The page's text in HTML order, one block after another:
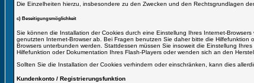
Die Einzelheiten hierzu, insbesondere zu den Zwecken und den Rechtsgrundlagen
c) Beseitigungsmöglichkeit
Sie können die Installation der Cookies durch eine Einstellung Ihres Internet-
genutzten Internet-Browser ab. Bei Fragen benutzen Sie daher bitte die
Browsers unterbunden werden. Stattdessen müssen Sie insoweit die Einstellung
Hilfefunktion oder Dokumentation Ihres Flash-Players oder wenden sich an den
Sollten Sie die Installation der Cookies verhindern oder einschränken, kann dies
Kundenkonto / Registrierungsfunktion